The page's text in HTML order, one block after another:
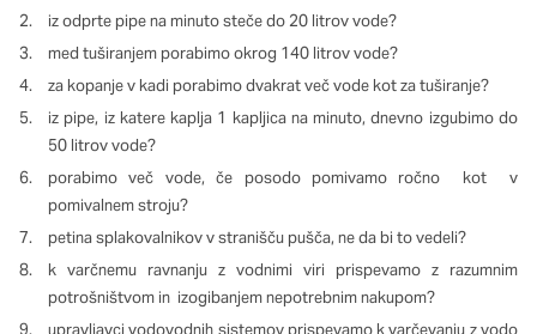
iz odprte pipe na minuto steče do 20 litrov vode?
med tuširanjem porabimo okrog 140 litrov vode?
za kopanje v kadi porabimo dvakrat več vode kot za tuširanje?
iz pipe, iz katere kaplja 1 kapljica na minuto, dnevno izgubimo do
50 litrov vode?
porabimo več vode, če posodo pomivamo ročno kot v
pomivalnem stroju?
petina splakovalnikov v stranišču pušča, ne da bi to vedeli?
k varčnemu ravnanju z vodnimi viri prispevamo z razumnim
potrošništvom in izogibanjem nepotrebnim nakupom?
upravljavci vodovodnih sistemov prispevamo k varčevanju z vodo
Piškotki za učinkovitost delovanja
S temi piškotki štejemo obiske in izvor prometa, da lahko
merimo in izboljšamo učinkovitost delovanja našega spletnega
mesta. Z njimi prepoznamo, katera mesta so najbolj in najmanj
priljubljena, in opazujemo, kako se obiskovalci pomikajo po
anonimni. Če uporabo teh piškotkov zavrnete, ne bomo vedeli,
kdaj ste obiskali naše spletno mesto.
Piškotki za ciljno usmerjenost
Te piškotke nastavijo naši oglaševalski partnerji. Partnerska